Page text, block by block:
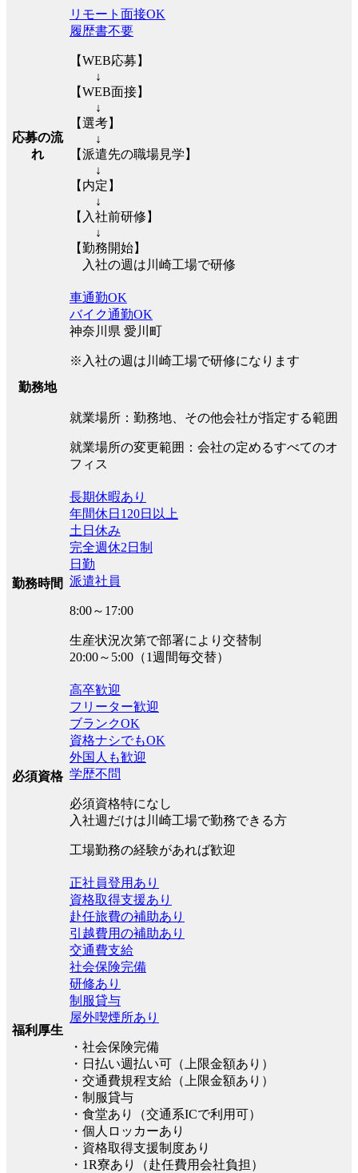
応募の流
れ
リモート面接OK
履歴書不要
【WEB応募】
↓
【WEB面接】
↓
【選考】
↓
【派遣先の職場見学】
↓
【内定】
↓
【入社前研修】
↓
【勤務開始】
入社の週は川崎工場で研修
勤務地
車通勤OK
バイク通勤OK
神奈川県 愛川町
※入社の週は川崎工場で研修になります
就業場所：勤務地、その他会社が指定する範囲
就業場所の変更範囲：会社の定めるすべてのオ
フィス
勤務時間
長期休暇あり
年間休日120日以上
土日休み
完全週休2日制
日勤
派遣社員
8:00～17:00
生産状況次第で部署により交替制
20:00～5:00（1週間毎交替）
必須資格
高卒歓迎
フリーター歓迎
ブランクOK
資格ナシでもOK
外国人も歓迎
学歴不問
必須資格特になし
入社週だけは川崎工場で勤務できる方
工場勤務の経験があれば歓迎
福利厚生
正社員登用あり
資格取得支援あり
赴任旅費の補助あり
引越費用の補助あり
交通費支給
社会保険完備
研修あり
制服貸与
屋外喫煙所あり
・社会保険完備
・日払い週払い可（上限金額あり）
・交通費規程支給（上限金額あり）
・制服貸与
・食堂あり（交通系ICで利用可）
・個人ロッカーあり
・資格取得支援制度あり
・1R寮あり（赴任費用会社負担）